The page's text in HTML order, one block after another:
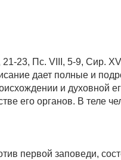
21-23, Пс. VIII, 5-9, Сир.
дает полные и
и духовной
его органов. В теле
первой заповеди,